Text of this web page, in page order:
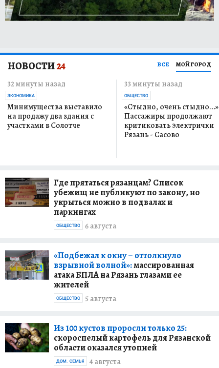
Где прятаться рязанцам? Список
убежищ не публикуют по закону, но
укрыться можно в подвалах и
паркингах
6 августа
ОБЩЕСТВО
«Подбежал к окну – оттолкнуло
взрывной волной»:массированная
атака БПЛА на Рязань глазами ее
жителей
5 августа
ОБЩЕСТВО
Из 100 кустов проросли только 25:
скороспелый картофель для Рязанской
области оказался утопией
4 августа
ДОМ. СЕМЬЯ
НОВОСТИ24 ВСЕ МОЙ ГОРОД
32 минуты назад
ЭКОНОМИКА
Минимущества выставило
на продажу два здания с
участками в Солотче
33 минуты назад
ОБЩЕСТВО
«Стыдно, очень стыдно…»
Пассажиры продолжают
критиковать электрички
Рязань - Сасово